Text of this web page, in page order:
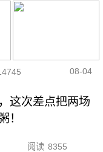
08-04
这次差点把两场
！
阅读 8355